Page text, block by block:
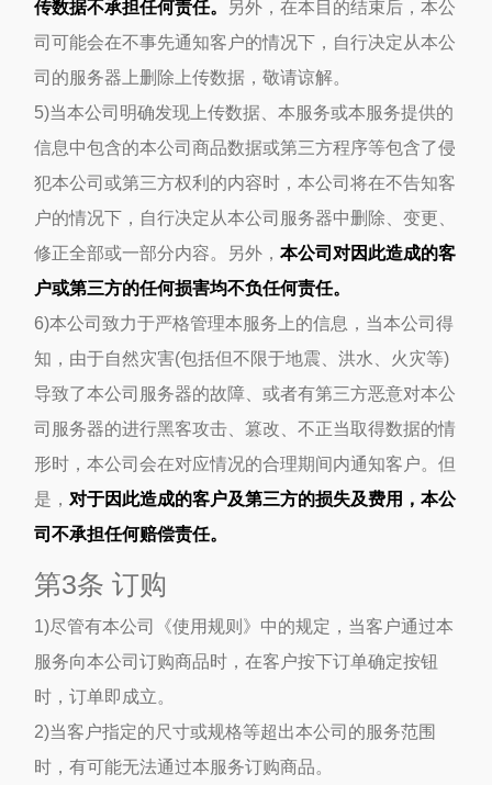
传数据不承担任何责任。 另外，在本目的结束后，本公
司可能会在不事先通知客户的情况下，自行决定从本公
司的服务器上删除上传数据，敬请谅解。
5)当本公司明确发现上传数据、本服务或本服务提供的
信息中包含的本公司商品数据或第三方程序等包含了侵
犯本公司或第三方权利的内容时，本公司将在不告知客
户的情况下，自行决定从本公司服务器中删除、变更、
修正全部或一部分内容。另外，本公司对因此造成的客
户或第三方的任何损害均不负任何责任。
6)本公司致力于严格管理本服务上的信息，当本公司得
知，由于自然灾害(包括但不限于地震、洪水、火灾等)
导致了本公司服务器的故障、或者有第三方恶意对本公
司服务器的进行黑客攻击、篡改、不正当取得数据的情
形时，本公司会在对应情况的合理期间内通知客户。但
是， 对于因此造成的客户及第三方的损失及费用，本公
司不承担任何赔偿责任。
第3条 订购
1)尽管有本公司《使用规则》中的规定，当客户通过本
服务向本公司订购商品时，在客户按下订单确定按钮
时，订单即成立。
2)当客户指定的尺寸或规格等超出本公司的服务范围
时，有可能无法通过本服务订购商品。